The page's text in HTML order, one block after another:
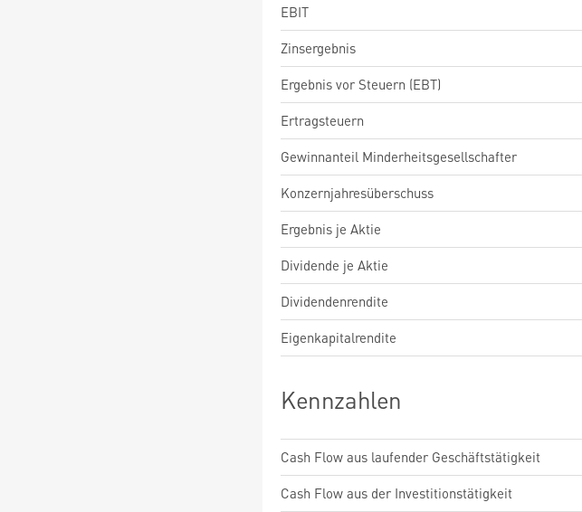
EBIT
Zinsergebnis
Ergebnis vor Steuern (EBT)
Ertragsteuern
Gewinnanteil Minderheitsgesellschafter
Konzernjahresüberschuss
Ergebnis je Aktie
Dividende je Aktie
Dividendenrendite
Eigenkapitalrendite
Kennzahlen
Cash Flow aus laufender Geschäftstätigkeit
Cash Flow aus der Investitionstätigkeit